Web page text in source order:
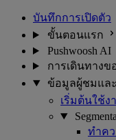
บันทึกการเปิดตัว
ขั้นตอนแรก
Pushwoosh AI
การเดินทางข
ข้อมูลผู้ชมแล
เริ่มต้นใช้ง
ทำคว